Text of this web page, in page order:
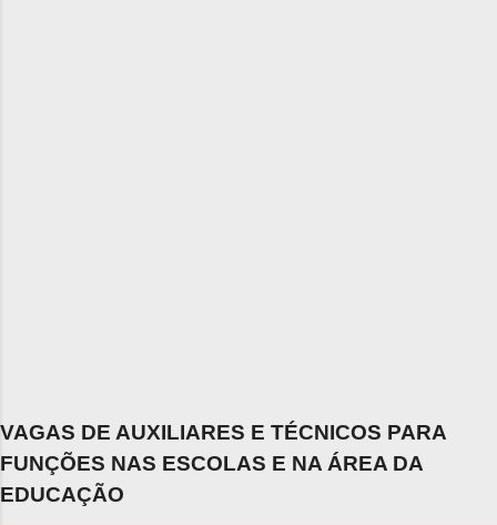
VAGAS DE AUXILIARES E TÉCNICOS PARA
FUNÇÕES NAS ESCOLAS E NA ÁREA DA
EDUCAÇÃO